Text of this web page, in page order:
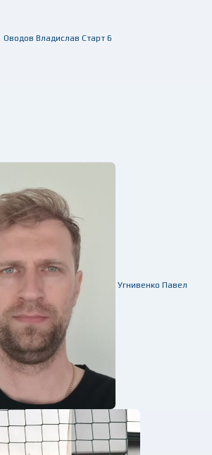
Оводов Владислав Старт 6
Угнивенко Павел